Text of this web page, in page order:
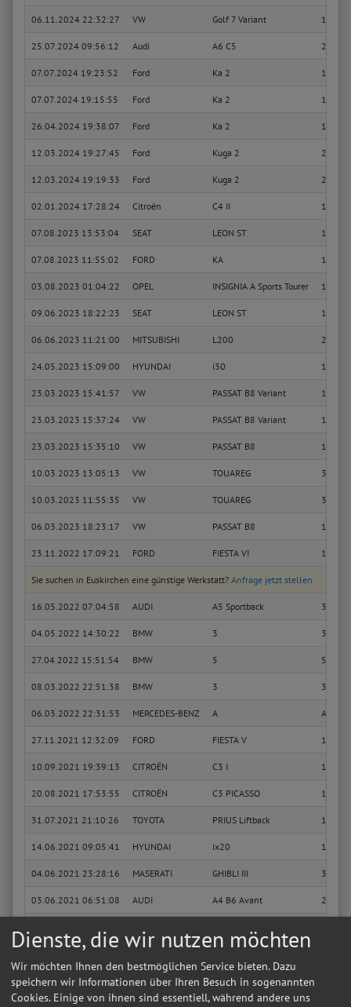
06.11.2024 22:32:27 VW Golf 7 Variant 1.6 TDI
25.07.2024 09:56:12 Audi A6 C5 2.7 T
07.07.2024 19:23:52 Ford Ka 2 1.2
07.07.2024 19:15:55 Ford Ka 2 1.2
26.04.2024 19:38:07 Ford Ka 2 1.2
12.03.2024 19:27:45 Ford Kuga 2 2.0
12.03.2024 19:19:33 Ford Kuga 2 2.0
02.01.2024 17:28:24 Citroën C4 II 1.4
07.08.2023 13:53:04 SEAT LEON ST 1.6 TDI
07.08.2023 11:55:02 FORD KA 1.2
03.08.2023 01:04:22 OPEL INSIGNIA A Sports Tourer 1.8
09.06.2023 18:22:23 SEAT LEON ST 1.6 TDI
06.06.2023 11:21:00 MITSUBISHI L200 2.5 DI-
24.05.2023 15:09:00 HYUNDAI i30 1.4 MPI
23.03.2023 15:41:57 VW PASSAT B8 Variant 1.6 TDI
23.03.2023 15:37:24 VW PASSAT B8 Variant 1.6 TDI
23.03.2023 15:35:10 VW PASSAT B8 1.6 TDI
10.03.2023 13:05:13 VW TOUAREG 3.0 V6
10.03.2023 11:55:35 VW TOUAREG 3.0 V6
06.03.2023 18:23:17 VW PASSAT B8 1.6 TDI
23.11.2022 17:09:21 FORD FIESTA VI 1.25
Sie suchen in Euskirchen eine günstige Werkstatt? Anfrage jetzt stellen
16.05.2022 07:04:58 AUDI A5 Sportback 3.0
04.05.2022 14:30:22 BMW 3 316 i
27.04.2022 15:51:54 BMW 5 520 d
08.03.2022 22:51:38 BMW 3 316 i
06.03.2022 22:31:53 MERCEDES-BENZ A A 200
27.11.2021 12:32:09 FORD FIESTA V 1.6
10.09.2021 19:39:13 CITROËN C3 I 1.1 i
20.08.2021 17:53:55 CITROËN C3 PICASSO 1.6
31.07.2021 21:10:26 TOYOTA PRIUS Liftback 1.5
14.06.2021 09:05:41 HYUNDAI ix20 1.4
04.06.2021 23:28:16 MASERATI GHIBLI III 3.0 D
03.06.2021 06:51:08 AUDI A4 B6 Avant 2.0
06.05.2021 15:22:06
16.01.2021 16:44:05 VW PASSAT
Dienste, die wir nutzen möchten
Wir möchten Ihnen den bestmöglichen Service bieten. Dazu
speichern wir Informationen über Ihren Besuch in sogenannten
Cookies. Einige von ihnen sind essentiell, während andere uns